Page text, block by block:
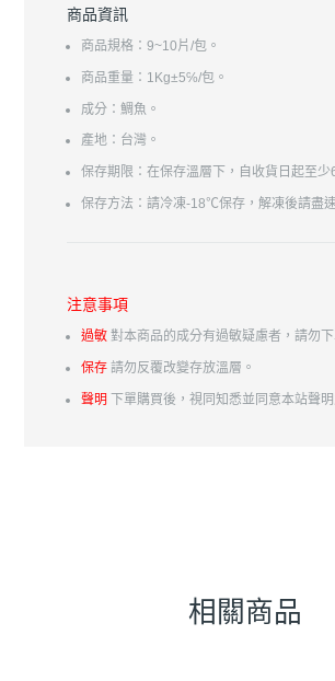
商品資訊
商品規格：9~10片/包。
商品重量：1Kg±5℅/包。
成分：鯛魚。
產地：台灣。
保存期限：在保存溫層下，自收貨日起至少
保存方法：請冷凍-18℃保存，解凍後請盡
注意事項
過敏對本商品的成分有過敏疑慮者，請勿下
保存請勿反覆改變存放溫層。
聲明 下單購買後，視同知悉並同意本站聲明
相關商品